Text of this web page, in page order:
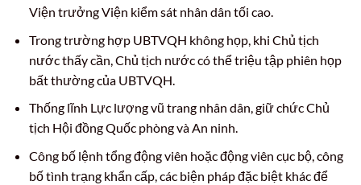
Viện trưởng Viện kiểm sát nhân dân tối cao.
Trong trường hợp UBTVQH không họp, khi Chủ tịch
nước thấy cần, Chủ tịch nước có thể triệu tập phiên họp
bất thường của UBTVQH.
Thống lĩnh Lực lượng vũ trang nhân dân, giữ chức Chủ
tịch Hội đồng Quốc phòng và An ninh.
Công bố lệnh tổng động viên hoặc động viên cục bộ, công
bố tình trạng khẩn cấp, các biện pháp đặc biệt khác để